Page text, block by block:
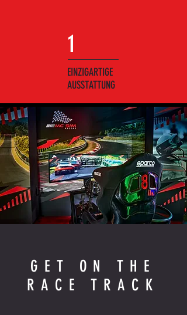
1
EINZIGARTIGE
AUSSTATTUNG
GET ON THE
RACE TRACK